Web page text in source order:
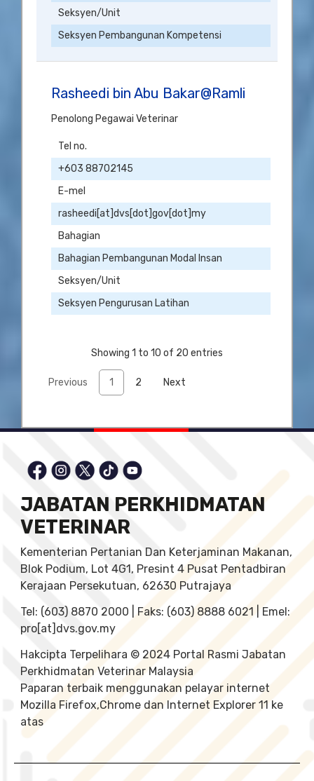
Seksyen/Unit
Seksyen Pembangunan Kompetensi
Rasheedi bin Abu Bakar@Ramli
Penolong Pegawai Veterinar
Tel no.
+603 88702145
E-mel
rasheedi[at]dvs[dot]gov[dot]my
Bahagian
Bahagian Pembangunan Modal Insan
Seksyen/Unit
Seksyen Pengurusan Latihan
Showing 1 to 10 of 20 entries
Previous 1 2 Next
JABATAN PERKHIDMATAN
VETERINAR
Kementerian Pertanian Dan Keterjaminan Makanan,
Blok Podium, Lot 4G1, Presint 4 Pusat Pentadbiran
Kerajaan Persekutuan, 62630 Putrajaya
Tel: (603) 8870 2000 | Faks: (603) 8888 6021 | Emel:
pro[at]dvs.gov.my
Hakcipta Terpelihara © 2024 Portal Rasmi Jabatan
Perkhidmatan Veterinar Malaysia
Paparan terbaik menggunakan pelayar internet
Mozilla Firefox,Chrome dan Internet Explorer 11 ke
atas